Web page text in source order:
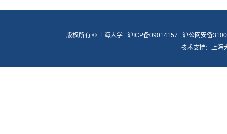
版权所有 ©上海大学 沪ICP备09014157
沪公网安备
技术支持： 上海